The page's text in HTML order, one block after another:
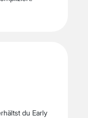
du Early